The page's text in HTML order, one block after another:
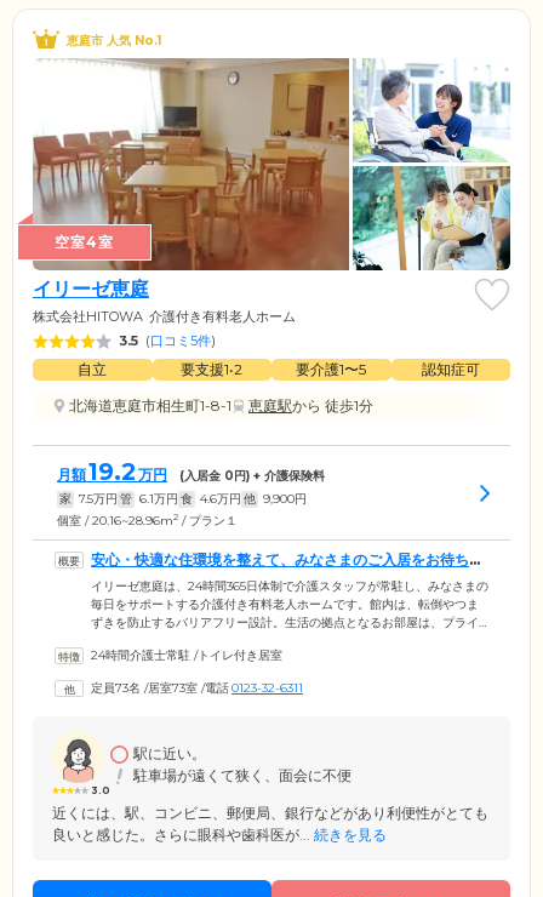
恵庭市 人気 No.1
空室4室
イリーゼ恵庭
株式会社HITOWA 介護付き有料老人ホーム
3.5 (口コミ5件)
自立 要支援1•2 要介護1〜5
認知症可
北海道恵庭市相生町1-8-1
恵庭駅から 徒歩1分
月額19.2 万円 (入居金 0円) + 介護保険料
家 7.5万円 管 6.1万円 食 4.6万円 他 9,900円
個室 / 20.16~28.96m2 / プラン１
安心・快適な住環境を整えて、みなさまのご入居をお待ちし
ています
イリーゼ恵庭は、24時間365日体制で介護スタッフが常駐し、みなさまの
毎日をサポートする介護付き有料老人ホームです。館内は、転倒やつま
ずきを防止するバリアフリー設計。生活の拠点となるお部屋は、プライ
レ・洗面台を完備しており、ご自分のペースで使用していただけます。
食、塩分を調整したメニューなど、お体の状況に合わせた変更もいたし
けます。
24時間介護士常駐 /トイレ付き居室
定員73名 /居室73室 /電話0123-32-6311
3.0
駅に近い。
駐車場が遠くて狭く、面会に不便
近くには、駅、コンビニ、郵便局、銀行などがあり利便性がとても
良いと感じた。さらに眼科や歯科医が... 続きを見る